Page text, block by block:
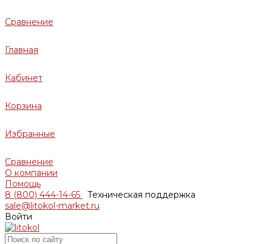
Сравнение
Главная
Кабинет
Корзина
Избранные
Сравнение
О компании
Помощь
8 (800) 444-14-65
Техническая поддержка
sale@litokol-market.ru
Войти